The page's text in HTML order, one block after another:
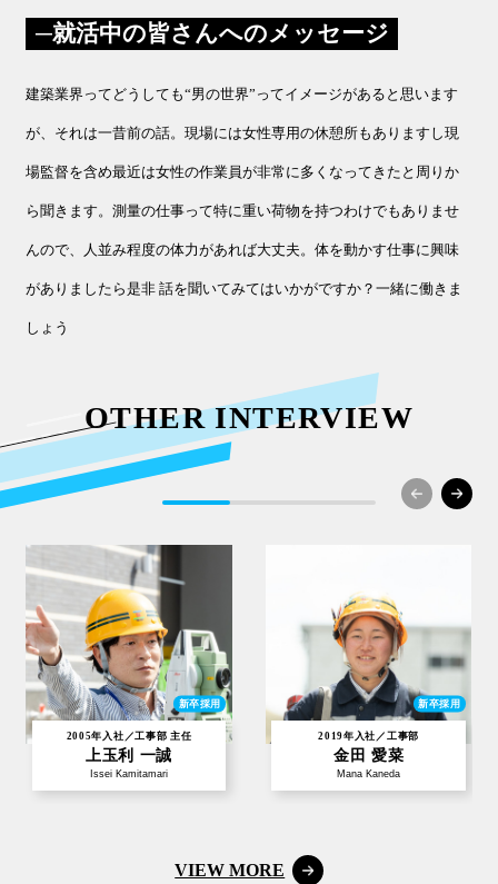
就活中の皆さんへのメッセージ
建築業界ってどうしても“男の世界”ってイメージがあると思います
が、それは一昔前の話。現場には女性専用の休憩所もありますし現
場監督を含め最近は女性の作業員が非常に多くなってきたと周りか
ら聞きます。測量の仕事って特に重い荷物を持つわけでもありませ
んので、人並み程度の体力があれば大丈夫。体を動かす仕事に興味
がありましたら是非 話を聞いてみてはいかがですか？一緒に働きま
しょう
OTHER INTERVIEW
スケールの大きい仕事で実感する
やりがいと達成感
2005年入社／工事部 主任
上玉利 一誠
Issei Kamitamari
新卒採用
目標は大浦工測初の女性職長
2019年入社／工事部
金田 愛菜
Mana Kaneda
新卒採用
VIEW MORE